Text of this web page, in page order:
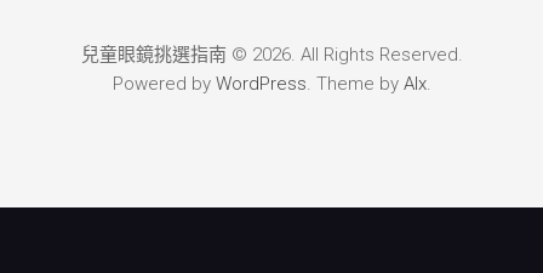
兒童眼鏡挑選指南 © 2026. All Rights Reserved.
Powered by WordPress. Theme by Alx.